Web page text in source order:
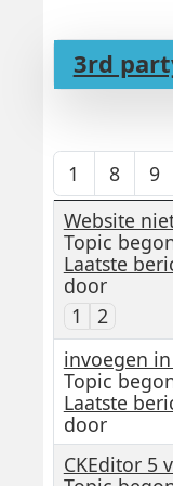
3rd
1 8 9
Website
Topic
Laatste
door
1
2
invoegen
Topic
Laatste
door
CKEditor 5